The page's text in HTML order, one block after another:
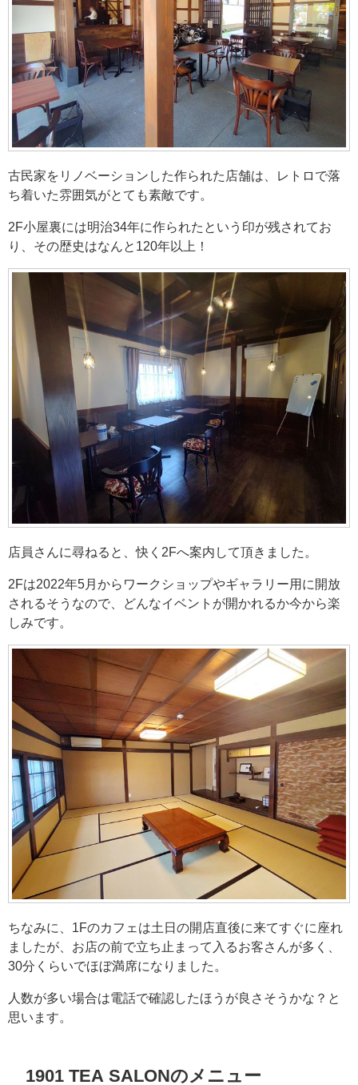
古民家をリノベーションした作られた店舗は、レトロで落
ち着いた雰囲気がとても素敵です。
2F小屋裏には明治34年に作られたという印が残されてお
り、その歴史はなんと120年以上！
店員さんに尋ねると、快く2Fへ案内して頂きました。
2Fは2022年5月からワークショップやギャラリー用に開放
されるそうなので、どんなイベントが開かれるか今から楽
しみです。
ちなみに、1Fのカフェは土日の開店直後に来てすぐに座れ
ましたが、お店の前で立ち止まって入るお客さんが多く、
30分くらいでほぼ満席になりました。
人数が多い場合は電話で確認したほうが良さそうかな？と
思います。
1901 TEA SALONのメニュー